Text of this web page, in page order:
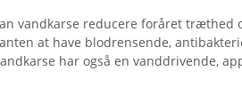
vandkarse reducere foråret træthed
at have blodrensende,
har også en vanddrivende,